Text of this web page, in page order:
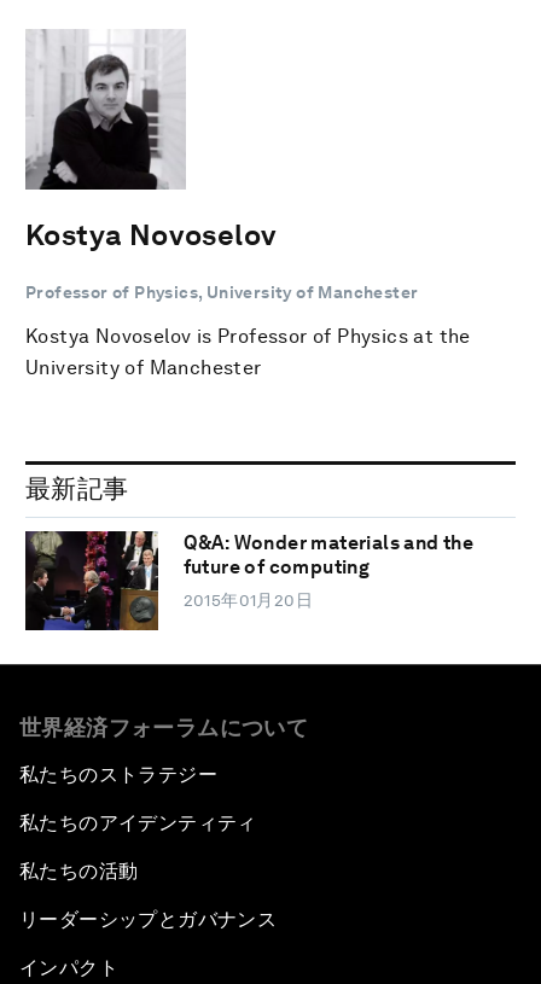
Kostya Novoselov
Professor of Physics, University of Manchester
Kostya Novoselov is Professor of Physics at the
University of Manchester
最新記事
Q&A: Wonder materials and the
future of computing
2015年01月20日
世界経済フォーラムについて
私たちのストラテジー
私たちのアイデンティティ
私たちの活動
リーダーシップとガバナンス
インパクト